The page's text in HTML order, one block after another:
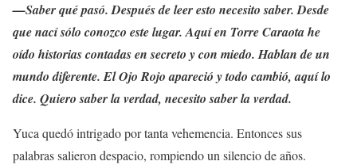
—Saber qué pasó. Después de leer esto necesito saber. Desde
que nací sólo conozco este lugar. Aquí en Torre Caraota he
oído historias contadas en secreto y con miedo. Hablan de un
mundo diferente. El Ojo Rojo apareció y todo cambió, aquí lo
dice. Quiero saber la verdad, necesito saber la verdad.
Yuca quedó intrigado por tanta vehemencia. Entonces sus
palabras salieron despacio, rompiendo un silencio de años.